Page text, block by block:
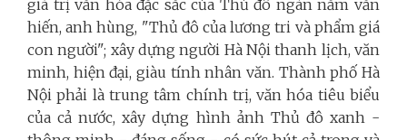
giá trị văn hóa đặc sắc của Thủ đô ngàn năm văn
hiến, anh hùng, "Thủ đô của lương tri và phẩm giá
con người"; xây dựng người Hà Nội thanh lịch, văn
minh, hiện đại, giàu tính nhân văn. Thành phố Hà
Nội phải là trung tâm chính trị, văn hóa tiêu biểu
của cả nước, xây dựng hình ảnh Thủ đô xanh -